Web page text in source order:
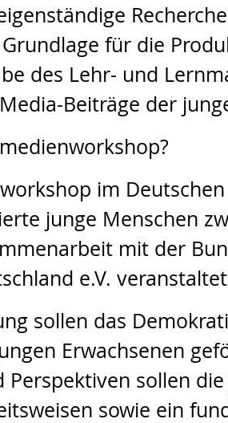
für die
des Lehr- und
Beiträge der
im
junge Menschen
mit der
e.V.
sollen das
Erwachsenen
sollen
sowie ein